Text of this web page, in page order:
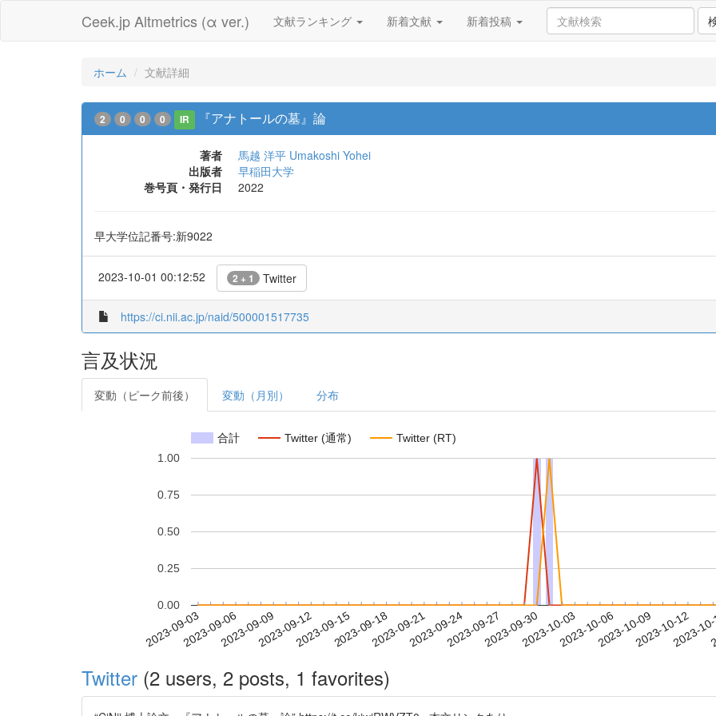
Ceek.jp Altmetrics (α ver.) 文献ランキング 新着文献 新着投稿
ホーム 文献詳細
2 0 0 0 IR 『アナトールの墓』論
著者 馬越 洋平 Umakoshi Yohei
出版者
早稲田大学
巻号頁・発行日
2022
早大学位記番号:新9022
2023-10-01 00:12:52 2 + 1 Twitter
https://ci.nii.ac.jp/naid/500001517735
言及状況
変動（ピーク前後） 変動（月別） 分布
合計 Twitter (通常) Twitter (RT)
2023-09-032023-09-062023-09-092023-09-122023-09-152023-09-182023-09-212023-09-242023-09-272023-09-302023-10-032023-10-062023-10-092023-10-12
2023-
0.00
0.25
0.50
0.75
1.00
Twitter (2 users, 2 posts, 1 favorites)